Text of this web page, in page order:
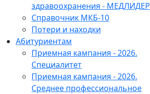
здравоохранения - МЕДЛИДЕР
Справочник МКБ-10
Потери и находки
Абитуриентам
Приемная кампания - 2026.
Специалитет
Приемная кампания - 2026.
Среднее профессиональное